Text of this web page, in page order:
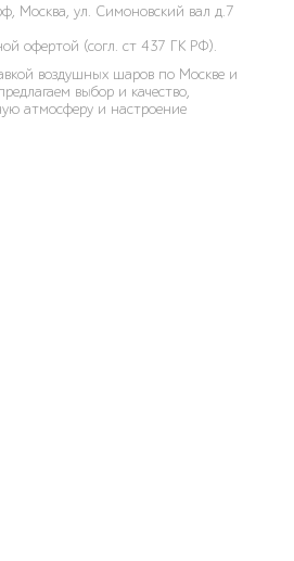
, Москва, ул. Симоновский вал д.7
офертой (согл. ст 437 ГК РФ).
воздушных шаров по Москве и
выбор и качество,
атмосферу и настроение